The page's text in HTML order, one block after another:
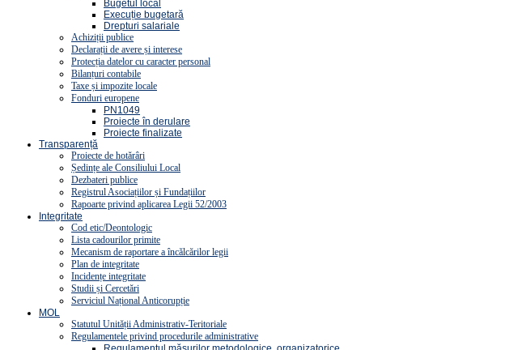
Bugetul local
Execuție bugetară
Drepturi salariale
Achiziții publice
Declarații de avere și interese
Protecția datelor cu caracter personal
Bilanțuri contabile
Taxe și impozite locale
Fonduri europene
PN1049
Proiecte în derulare
Proiecte finalizate
Transparență
Proiecte de hotărâri
Ședințe ale Consiliului Local
Dezbateri publice
Registrul Asociațiilor și Fundațiilor
Rapoarte privind aplicarea Legii 52/2003
Integritate
Cod etic/Deontologic
Lista cadourilor primite
Mecanism de raportare a încălcărilor legii
Plan de integritate
Incidențe integritate
Studii și Cercetări
Serviciul Național Anticorupție
MOL
Statutul Unității Administrativ-Teritoriale
Regulamentele privind procedurile administrative